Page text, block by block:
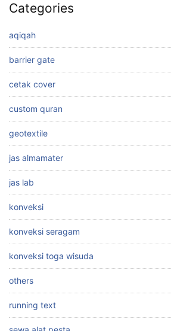
Categories
aqiqah
barrier gate
cetak cover
custom quran
geotextile
jas almamater
jas lab
konveksi
konveksi seragam
konveksi toga wisuda
others
running text